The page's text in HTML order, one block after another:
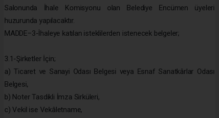
Salonunda İhale Komisyonu olan Belediye Encümen üyeleri
huzurunda yapılacaktır.
MADDE–3-İhaleye katılan isteklilerden istenecek belgeler;
3.1-Şirketler İçin;
a) Ticaret ve Sanayi Odası Belgesi veya Esnaf Sanatkârlar Odası
Belgesi,
b) Noter Tasdikli İmza Sirküleri,
c) Vekil ise Vekâletname,